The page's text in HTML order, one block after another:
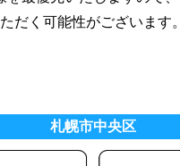
ただく可能性がございます。
札幌市中央区